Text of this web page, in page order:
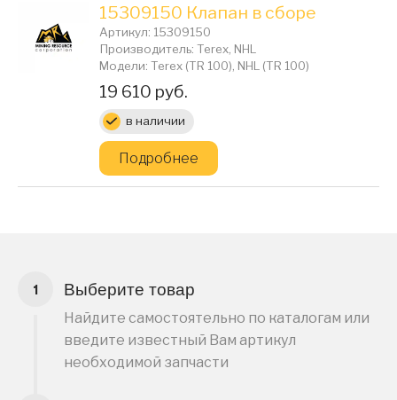
15309150 Клапан в сборе
Артикул: 15309150
Производитель: Terex, NHL
Модели: Terex (TR 100), NHL (TR 100)
Цена:
19 610 руб.
в наличии
Подробнее
Выберите товар
Найдите самостоятельно по каталогам или
введите известный Вам артикул
необходимой запчасти